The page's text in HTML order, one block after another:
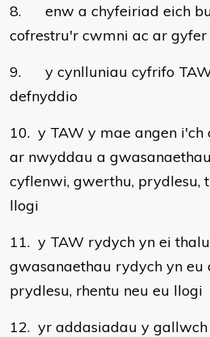
8. enw a chyfeiriad eich
cofrestru'r cwmni ac ar gyfer
9. y cynlluniau cyfrifo TAW
defnyddio
10. y TAW y mae angen
ar nwyddau a
cyflenwi, gwerthu, prydlesu,
llogi
11. y TAW rydych yn ei
gwasanaethau rydych yn eu
prydlesu, rhentu neu eu llogi
12. yr addasiadau y